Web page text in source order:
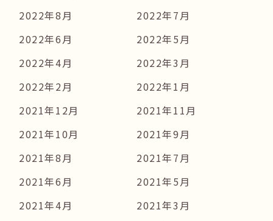
2022年8月
2022年7月
2022年6月
2022年5月
2022年4月
2022年3月
2022年2月
2022年1月
2021年12月
2021年11月
2021年10月
2021年9月
2021年8月
2021年7月
2021年6月
2021年5月
2021年4月
2021年3月